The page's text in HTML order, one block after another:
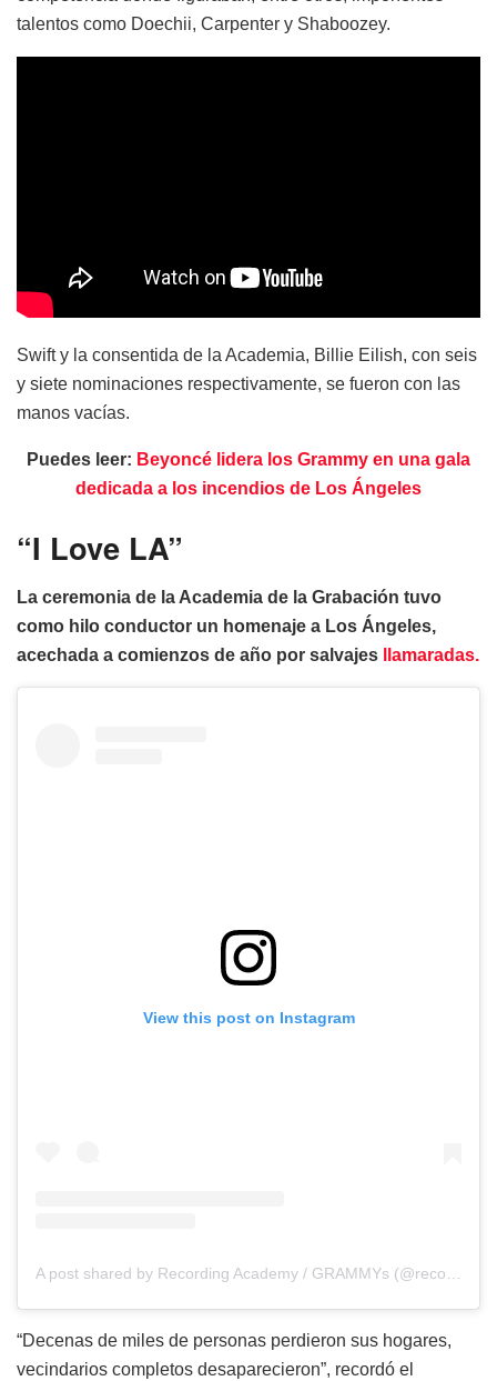
talentos como Doechii, Carpenter y Shaboozey.
Swift y la consentida de la Academia, Billie Eilish, con seis
y siete nominaciones respectivamente, se fueron con las
manos vacías.
Puedes leer: Beyoncé lidera los Grammy en una gala
dedicada a los incendios de Los Ángeles
“I Love LA”
La ceremonia de la Academia de la Grabación tuvo
como hilo conductor un homenaje a Los Ángeles,
acechada a comienzos de año por salvajes
llamaradas.
View this post on Instagram
“Decenas de miles de personas perdieron sus hogares,
vecindarios completos desaparecieron”, recordó el